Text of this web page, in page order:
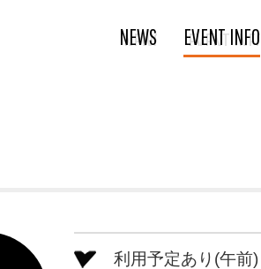
NEWS EVENT INFO
利用予定あり(午前)